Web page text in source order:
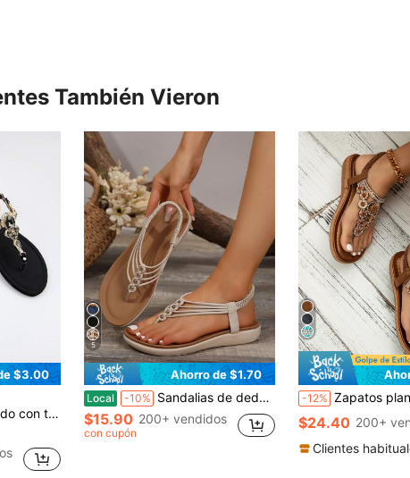
También Vieron
$3.00
de verano para el Día de San Valentín, chanclas
5
Ahorro de $1.70
Local -10% Sandalias de dedo estilo boho en beige para primavera y verano 2024, sandalias de mujer con suela blanda, diseño vintage trenzado con cuentas y punta abierta
$15.90 200+ vendidos
con cupón
-12% Zapatos planos de mujer talla grande con calados y
$24.40 200+
Clientes